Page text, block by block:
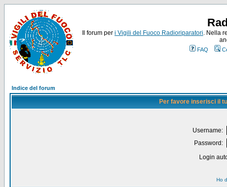
Il forum per i Vigili del Fuoco Radioriparatori. Nella
FAQ
Indice del forum
Per favore inserisci il
Username:
Password:
Login
Ho